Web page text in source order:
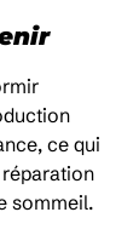
ce qui
sommeil.